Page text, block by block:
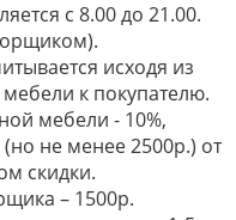
с 8.00 до 21.00.
исходя из
к покупателю.
мебели - 10%,
не менее 2500р.) от
скидки.
– 1500р.